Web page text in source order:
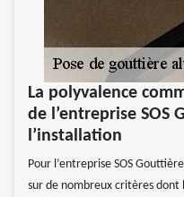
La polyvalence
de l’entreprise SOS
l’installation
Pour l’entreprise SOS
sur de nombreux critères dont